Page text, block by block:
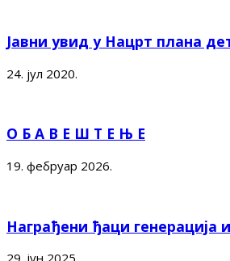
Јавни увид у Нацрт плана
24. јул 2020.
О Б А В Е Ш Т Е Њ Е
19. фебруар 2026.
Награђени ђаци генерација